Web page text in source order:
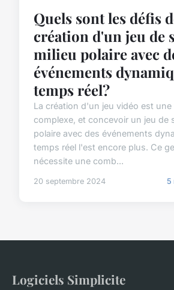
Quels sont les défis
création d'un jeu de
milieu polaire avec
événements
temps réel?
La création d'un jeu vidéo est une
complexe, et concevoir un jeu de
polaire avec des événements
temps réel l'est encore plus. Ce
nécessite une comb...
20 septembre 2024 5
Logiciels Simplicite